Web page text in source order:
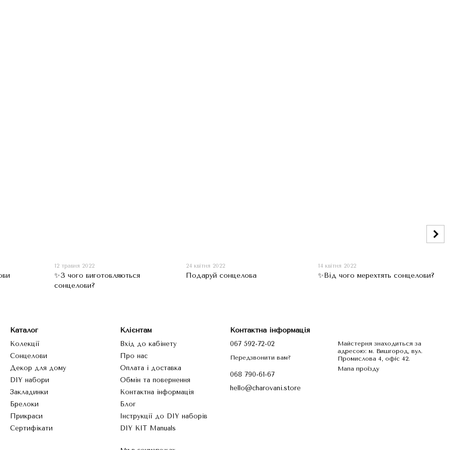
12 травня 2022
✨З чого виготовляються
сонцелови?
24 квітня 2022
Подаруй сонцелова
14 квітня 2022
✨Від чого мерехтять сонцелови?
Каталог
Колекції
Сонцелови
Декор для дому
DIY набори
Закладинки
Брелоки
Прикраси
Сертифікати
Клієнтам
Вхід до кабінету
Про нас
Оплата і доставка
Обмін та повернення
Контактна інформація
Блог
Інструкції до DIY наборів
DIY KIT Manuals
Контактна інформація
067 592-72-02
Передзвонити вам?
068 790-61-67
hello@charovani.store
Майстерня знаходиться за
адресою: м. Вишгород, вул.
Промислова 4, офіс 42.
Мапа проїзду